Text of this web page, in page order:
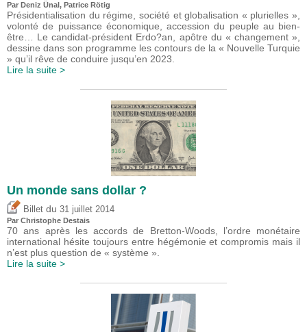
Par Deniz Ünal , Patrice Rötig
Présidentialisation du régime, société et globalisation « plurielles »,
volonté de puissance économique, accession du peuple au bien-
être… Le candidat-président Erdo?an, apôtre du « changement »,
dessine dans son programme les contours de la « Nouvelle Turquie
» qu’il rêve de conduire jusqu’en 2023.
Lire la suite >
Un monde sans dollar ?
Billet du 31 juillet 2014
Par Christophe Destais
70 ans après les accords de Bretton-Woods, l’ordre monétaire
international hésite toujours entre hégémonie et compromis mais il
n’est plus question de « système ».
Lire la suite >